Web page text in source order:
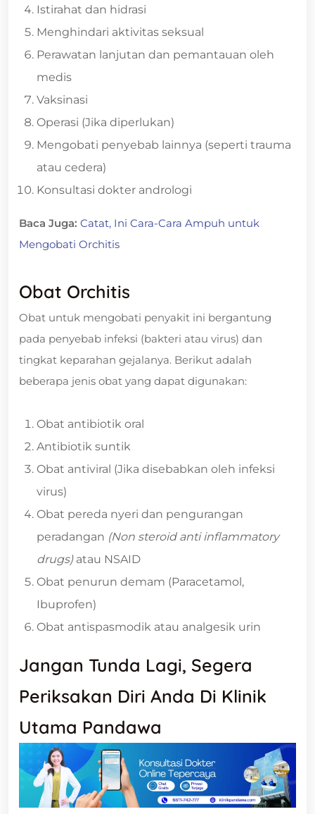
Istirahat dan hidrasi
Menghindari aktivitas seksual
Perawatan lanjutan dan pemantauan oleh
medis
Vaksinasi
Operasi (Jika diperlukan)
Mengobati penyebab lainnya (seperti trauma
atau cedera)
Konsultasi dokter andrologi
Baca Juga: Catat, Ini Cara-Cara Ampuh untuk
Mengobati Orchitis
Obat Orchitis
Obat untuk mengobati penyakit ini bergantung
pada penyebab infeksi (bakteri atau virus) dan
tingkat keparahan gejalanya. Berikut adalah
beberapa jenis obat yang dapat digunakan:
Obat antibiotik oral
Antibiotik suntik
Obat antiviral (Jika disebabkan oleh infeksi
virus)
Obat pereda nyeri dan pengurangan
peradangan (Non steroid anti inflammatory
drugs) atau NSAID
Obat penurun demam (Paracetamol,
Ibuprofen)
Obat antispasmodik atau analgesik urin
Jangan Tunda Lagi, Segera
Periksakan Diri Anda Di Klinik
Utama Pandawa